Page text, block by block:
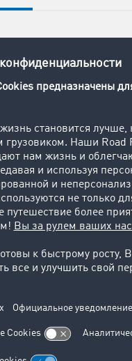
58.000
с
ведущих
в Европе
найдете
по
очень легко:
по
больше 20
избежать
и увеличить